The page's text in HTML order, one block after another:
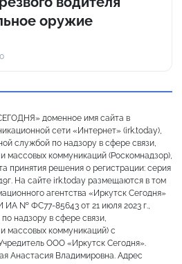
оружие
0
доменное имя сайта в
сети «Интернет» (irk.today),
службой по надзору в сфере связи,
массовых коммуникаций (Роскомнадзор),
принятия решения о регистрации: серия
На сайте irk.today размещаются в том
агентства «Иркутск Сегодня»
№ ФС77-85643 от 21 июля 2023 г.,
надзору в сфере связи,
массовых коммуникаций) с
ООО «Иркутск Сегодня».
Анастасия Владимировна. Адрес